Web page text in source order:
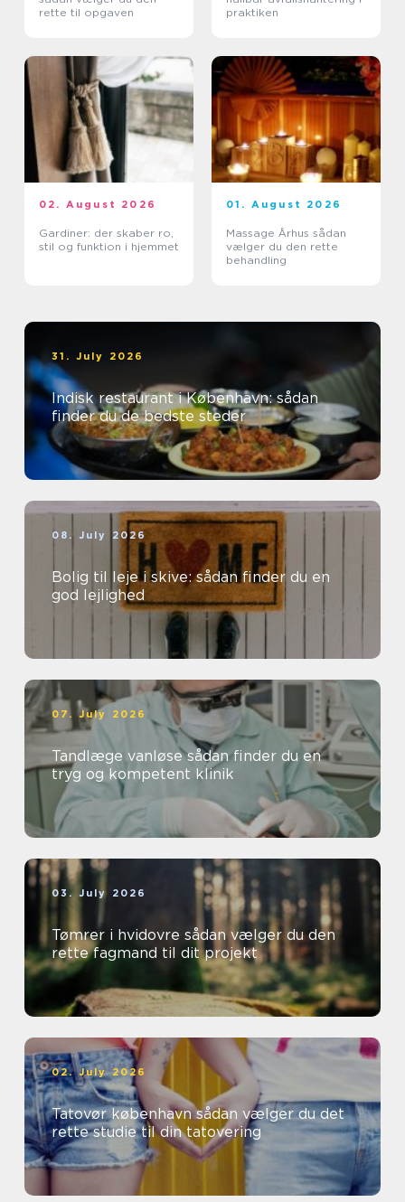
rette til opgaven
praktiken
02. August 2026
Gardiner: der skaber ro,
stil og funktion i hjemmet
01. August 2026
Massage Århus sådan
vælger du den rette
behandling
31. July 2026
Indisk restaurant i København: sådan
finder du de bedste steder
08. July 2026
Bolig til leje i skive: sådan finder du en
god lejlighed
07. July 2026
Tandlæge vanløse sådan finder du en
tryg og kompetent klinik
03. July 2026
Tømrer i hvidovre sådan vælger du den
rette fagmand til dit projekt
02. July 2026
Tatovør københavn sådan vælger du det
rette studie til din tatovering